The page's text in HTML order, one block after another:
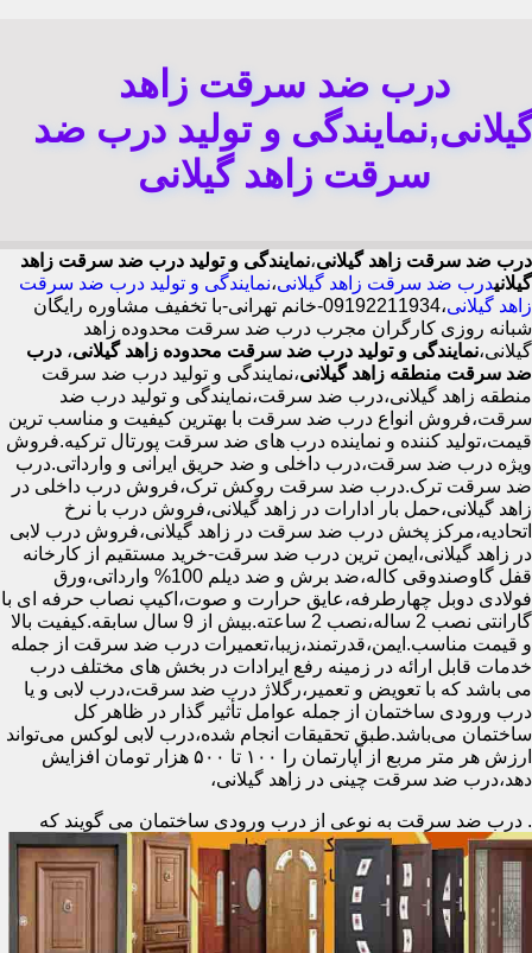
درب ضد سرقت زاهد
و تولید درب ضد
سرقت زاهد گیلانی
درب ضد سرقت زاهد گیلانی،نمایندگی و تولید درب ضد سرقت زاهد
گیلانیدرب ضد سرقت زاهد گیلانی،نمایندگی و تولید درب ضد سرقت
زاهد گیلانی
،09192211934-خانم تهرانی-با تخفیف مشاوره رایگان
شبانه روزی کارگران مجرب درب ضد سرقت محدوده زاهد
گیلانی،نمایندگی و تولید درب ضد سرقت محدوده زاهد گیلانی، درب
ضد سرقت منطقه زاهد گیلانی،نمایندگی و تولید درب ضد سرقت
منطقه زاهد گیلانی،درب ضد سرقت،نمایندگی و تولید درب ضد
سرقت،فروش انواع درب ضد سرقت با بهترین کیفیت و مناسب ترین
قیمت،تولید کننده و نماینده درب های ضد سرقت پورتال ترکیه.فروش
ویژه درب ضد سرقت،درب داخلی و ضد حریق ایرانی و وارداتی.درب
ضد سرقت ترک.درب ضد سرقت روکش ترک،فروش درب داخلی در
زاهد گیلانی،حمل بار ادارات در زاهد گیلانی،فروش درب با نرخ
اتحادیه،مرکز پخش درب ضد سرقت در زاهد گیلانی،فروش درب لابی
در زاهد گیلانی،ایمن ترین درب ضد سرقت-خرید مستقیم از کارخانه
قفل گاوصندوقی کاله،ضد برش و ضد دیلم 100% وارداتی،ورق
فولادی دوبل چهارطرفه،عایق حرارت و صوت،اکیپ نصاب حرفه ای با
گارانتی نصب 2 ساله،نصب 2 ساعته.بیش از 9 سال سابقه.کیفیت بالا
و قیمت مناسب.ایمن،قدرتمند،زیبا،تعمیرات درب ضد سرقت از جمله
خدمات قابل ارائه در زمینه رفع ایرادات در بخش های مختلف درب
می باشد که با تعویض و تعمیر،رگلاژ درب ضد سرقت،درب لابی و یا
درب ورودی ساختمان از جمله عوامل تأثیر گذار در ظاهر کل
ساختمان می‌باشد.طبق تحقیقات انجام شده،درب لابی لوکس می‌تواند
ارزش هر متر مربع از آپارتمان را ۱۰۰ تا ۵۰۰ هزار تومان افزایش
دهد،درب ضد سرقت چینی در زاهد گیلانی،
. درب ضد سرقت به نوعی از درب ورودی ساختمان می گویند که